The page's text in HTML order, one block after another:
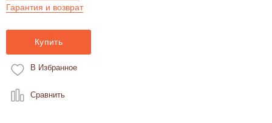
Гарантия и возврат
Купить
В Избранное
Сравнить